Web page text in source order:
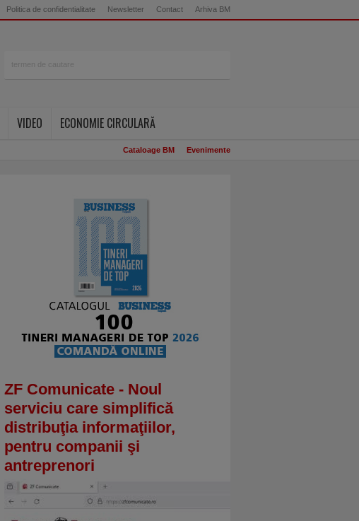
Politica de confidentialitate Newsletter Contact Arhiva BM
VIDEO
ECONOMIE CIRCULARĂ
Cataloage BM Evenimente
ZF Comunicate - Noul
serviciu care simplifică
distribuţia informaţiilor,
pentru companii şi
antreprenori